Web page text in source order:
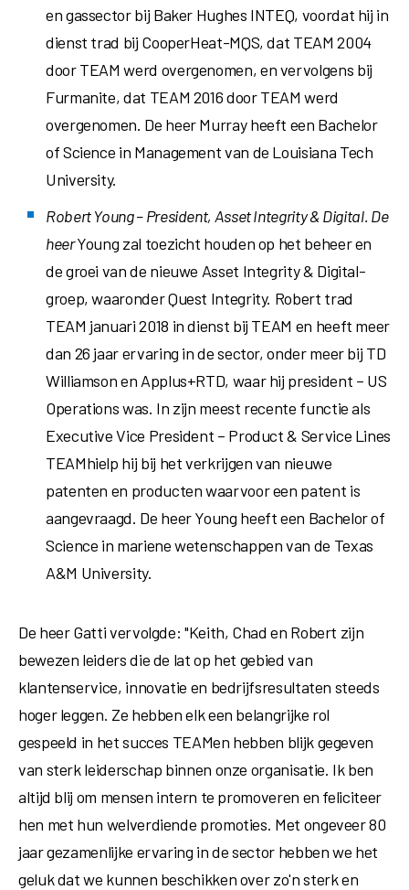
en gassector bij Baker Hughes INTEQ, voordat hij in
dienst trad bij CooperHeat-MQS, dat TEAM 2004
door TEAM werd overgenomen, en vervolgens bij
Furmanite, dat TEAM 2016 door TEAM werd
overgenomen. De heer Murray heeft een Bachelor
of Science in Management van de Louisiana Tech
University.
Robert Young– President, Asset Integrity & Digital. De
heerYoung zal toezicht houden op het beheer en
de groei van de nieuwe Asset Integrity & Digital-
groep, waaronder Quest Integrity. Robert trad
TEAM januari 2018 in dienst bij TEAM en heeft meer
dan 26 jaar ervaring in de sector, onder meer bij TD
Williamson en Applus+RTD, waar hij president – US
Operations was. In zijn meest recente functie als
Executive Vice President – Product & Service Lines
TEAMhielp hij bij het verkrijgen van nieuwe
patenten en producten waarvoor een patent is
aangevraagd. De heer Young heeft een Bachelor of
Science in mariene wetenschappen van de Texas
A&M University.
De heer Gatti vervolgde: "Keith, Chad en Robert zijn
bewezen leiders die de lat op het gebied van
klantenservice, innovatie en bedrijfsresultaten steeds
hoger leggen. Ze hebben elk een belangrijke rol
gespeeld in het succes TEAMen hebben blijk gegeven
van sterk leiderschap binnen onze organisatie. Ik ben
altijd blij om mensen intern te promoveren en feliciteer
hen met hun welverdiende promoties. Met ongeveer 80
jaar gezamenlijke ervaring in de sector hebben we het
geluk dat we kunnen beschikken over zo'n sterk en